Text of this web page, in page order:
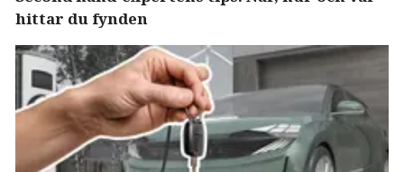
hittar du fynden